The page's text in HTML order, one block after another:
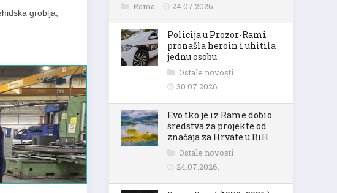
groblja,
Rama 24.07.2026.
Policija u Prozor-Rami
pronašla heroin i uhitila
jednu osobu
Ostale novosti
30.07.2026.
Evo tko je iz Rame dobio
sredstva za projekte od
značaja za Hrvate u BiH
Ostale novosti
24.07.2026.